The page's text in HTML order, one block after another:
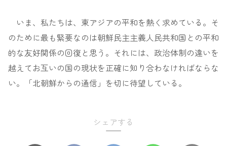
いま、私たちは、東アジアの平和を熱く求めている。そ
のために最も緊要なのは朝鮮民主主義人民共和国との平和
的な友好関係の回復と思う。それには、政治体制の違いを
越えてお互いの国の現状を正確に知り合わなければならな
い。「北朝鮮からの通信」を切に待望している。
シェアする